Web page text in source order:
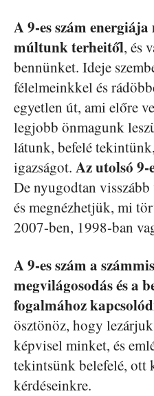
A 9-es szám
múltunk terheitől, és
bennünket. Ideje
félelmeinkkel és
egyetlen út, ami előre
legjobb önmagunk
látunk, befelé
igazságot. Az utolsó 9-
De nyugodtan
és megnézhetjük, mi
2007-ben, 1998-ban
A 9-es szám a
megvilágosodás és a
fogalmához
ösztönöz, hogy
képvisel minket, és
tekintsünk belefelé, ott
kérdéseinkre.